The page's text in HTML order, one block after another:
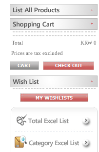
Total
KRW 0
Prices are tax excluded